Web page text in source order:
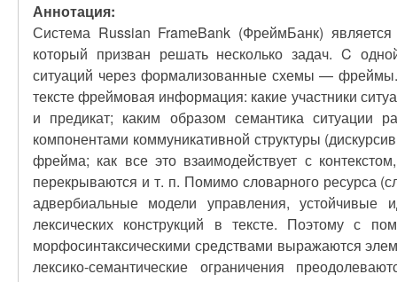
Аннотация:
Система Russian FrameBank (ФреймБанк)
который призван решать несколько задач. C
ситуаций через формализованные схемы — фреймы.
тексте фреймовая информация: какие участники
и предикат; каким образом семантика ситуации
компонентами коммуникативной структуры
фрейма; как все это взаимодействует с
перекрываются и т. п. Помимо словарного ресурса
адвербиальные модели управления,
лексических конструкций в тексте. Поэтому с
морфосинтаксическими средствами выражаются
лексико-семантические ограничения